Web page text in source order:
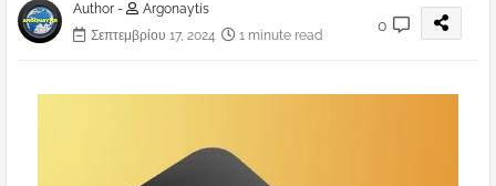
Author -
Argonaytis
Σεπτεμβρίου 17, 2024
1 minute read
0